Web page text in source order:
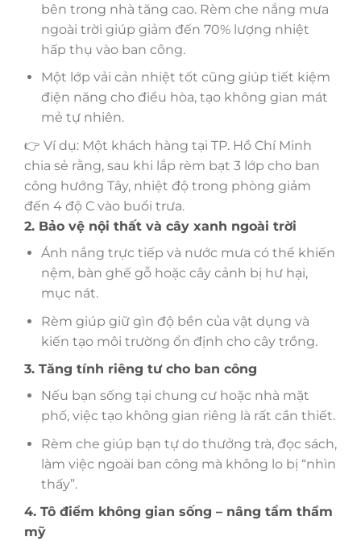
bên trong nhà tăng cao. Rèm che nắng mưa
ngoài trời giúp giảm đến 70% lượng nhiệt
hấp thụ vào ban công.
Một lớp vải cản nhiệt tốt cũng giúp tiết kiệm
điện năng cho điều hòa, tạo không gian mát
mẻ tự nhiên.
👉 Ví dụ: Một khách hàng tại TP. Hồ Chí Minh
chia sẻ rằng, sau khi lắp rèm bạt 3 lớp cho ban
công hướng Tây, nhiệt độ trong phòng giảm
đến 4 độ C vào buổi trưa.
2. Bảo vệ nội thất và cây xanh ngoài trời
Ánh nắng trực tiếp và nước mưa có thể khiến
nệm, bàn ghế gỗ hoặc cây cảnh bị hư hại,
mục nát.
Rèm giúp giữ gìn độ bền của vật dụng và
kiến tạo môi trường ổn định cho cây trồng.
3. Tăng tính riêng tư cho ban công
Nếu bạn sống tại chung cư hoặc nhà mặt
phố, việc tạo không gian riêng là rất cần thiết.
Rèm che giúp bạn tự do thưởng trà, đọc sách,
làm việc ngoài ban công mà không lo bị “nhìn
thấy”.
4. Tô điểm không gian sống – nâng tầm thẩm
mỹ